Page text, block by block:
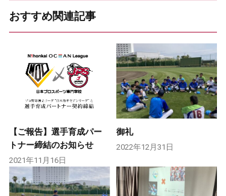
おすすめ関連記事
【ご報告】選手育成パー
トナー締結のお知らせ
2021年11月16日
御礼
2022年12月31日